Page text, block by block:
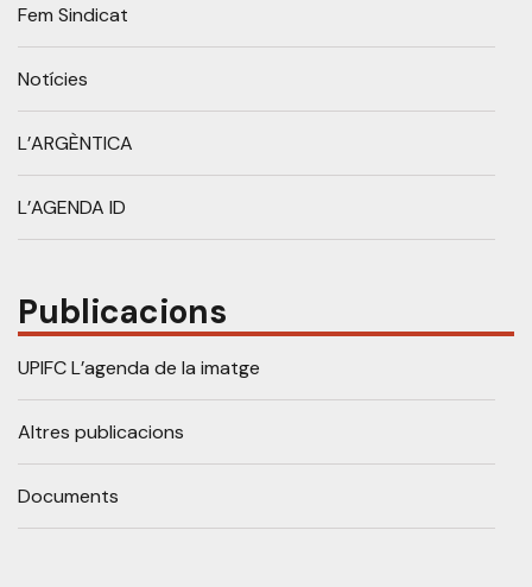
Fem Sindicat
Notícies
L’ARGÈNTICA
L’AGENDA ID
Publicacions
UPIFC L’agenda de la imatge
Altres publicacions
Documents